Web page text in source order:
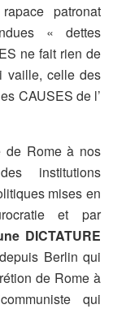
patronat
« dettes
ne fait rien de
vaille, celle des
CAUSES de l’
de Rome à nos
institutions
mises en
et par
DICTATURE
Berlin qui
de Rome à
qui